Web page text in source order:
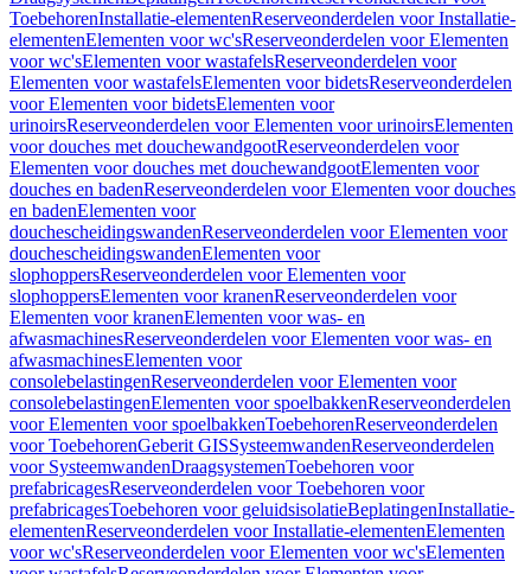
ToebehorenInstallatie-elementenReserveonderdelen voor Installatie-
elementenElementen voor wc'sReserveonderdelen voor Elementen
voor wc'sElementen voor wastafelsReserveonderdelen voor
Elementen voor wastafelsElementen voor bidetsReserveonderdelen
voor Elementen voor bidetsElementen voor
urinoirsReserveonderdelen voor Elementen voor urinoirsElementen
voor douches met douchewandgootReserveonderdelen voor
Elementen voor douches met douchewandgootElementen voor
douches en badenReserveonderdelen voor Elementen voor douches
en badenElementen voor
douchescheidingswandenReserveonderdelen voor Elementen voor
douchescheidingswandenElementen voor
slophoppersReserveonderdelen voor Elementen voor
slophoppersElementen voor kranenReserveonderdelen voor
Elementen voor kranenElementen voor was- en
afwasmachinesReserveonderdelen voor Elementen voor was- en
afwasmachinesElementen voor
consolebelastingenReserveonderdelen voor Elementen voor
consolebelastingenElementen voor spoelbakkenReserveonderdelen
voor Elementen voor spoelbakkenToebehorenReserveonderdelen
voor ToebehorenGeberit GISSysteemwandenReserveonderdelen
voor SysteemwandenDraagsystemenToebehoren voor
prefabricagesReserveonderdelen voor Toebehoren voor
prefabricagesToebehoren voor geluidsisolatieBeplatingenInstallatie-
elementenReserveonderdelen voor Installatie-elementenElementen
voor wc'sReserveonderdelen voor Elementen voor wc'sElementen